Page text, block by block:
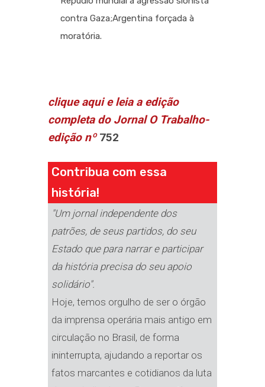
contra Gaza;Argentina forçada à
moratória.
clique aqui e leia a edição
completa do Jornal O Trabalho-
edição nº752
Contribua com essa
história!
"Um jornal independente dos
patrões, de seus partidos, do seu
Estado que para narrar e participar
da história precisa do seu apoio
solidário".
Hoje, temos orgulho de ser o órgão
da imprensa operária mais antigo em
circulação no Brasil, de forma
ininterrupta, ajudando a reportar os
fatos marcantes e cotidianos da luta